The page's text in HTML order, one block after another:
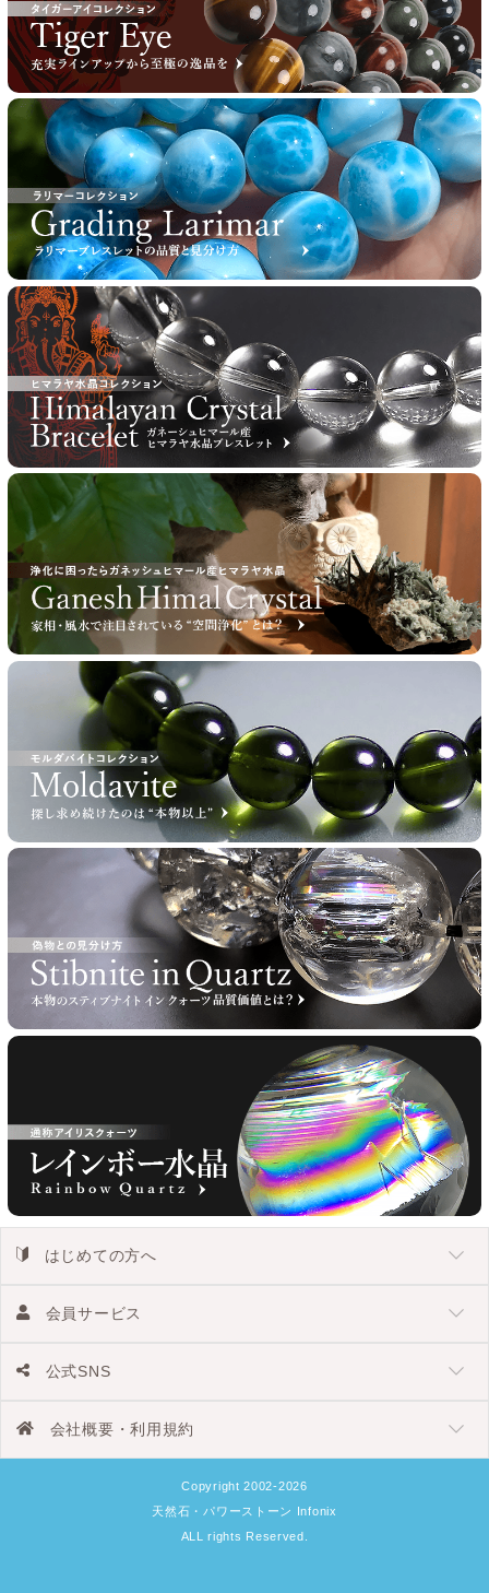
はじめての方へ
会員サービス
公式SNS
会社概要・利用規約
Copyright 2002-2026
天然石・パワーストーン Infonix
ALL rights Reserved.